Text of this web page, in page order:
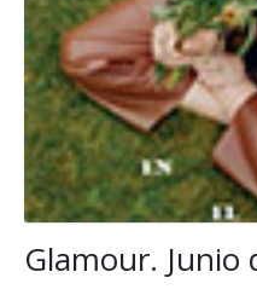
Glamour. Junio